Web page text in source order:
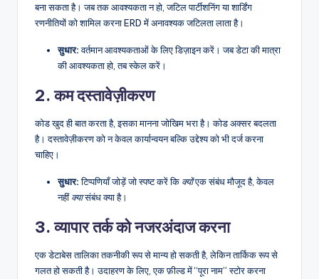
बना सकता है। जब तक आवश्यकता न हो, जटिल पार्टीशनिंग या शार्डिंग
रणनीतियों को शामिल करना ERD में अनावश्यक जटिलता लाता है।
सुधार:वर्तमान आवश्यकताओं के लिए डिज़ाइन करें। जब डेटा की मात्रा
की आवश्यकता हो, तब स्केल करें।
2. कम दस्तावेज़ीकरण
कोड खुद ही बात करता है, इसका मानना जोखिम भरा है। कोड अक्सर बदलता
है। दस्तावेज़ीकरण को न केवल कार्यान्वयन बल्कि उद्देश्य को भी दर्ज करना
चाहिए।
सुधार:टिप्पणियाँ जोड़ें जो स्पष्ट करें कि क्योंएक संबंध मौजूद है, केवल
नहींक्यासंबंध क्या है।
3. व्यापार तर्क को नजरअंदाज करना
एक डेटाबेस तालिका तकनीकी रूप से मान्य हो सकती है, लेकिन तार्किक रूप से
गलत हो सकती है। उदाहरण के लिए, एक फ़ील्ड में “पूरा नाम” स्टोर करना